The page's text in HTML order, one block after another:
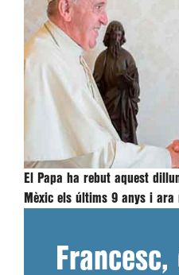
El Papa ha rebut aquest
Mèxic els últims 9 anys i ara
Francesc,